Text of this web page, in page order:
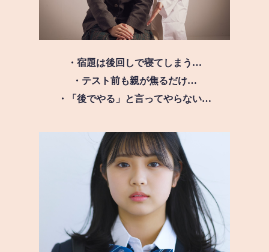
・宿題は後回しで寝てしまう…
・テスト前も親が焦るだけ…
・「後でやる」と言ってやらない…